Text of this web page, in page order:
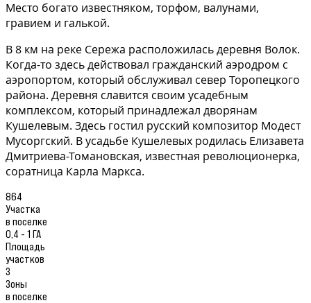
Место богато известняком, торфом, валунами,
гравием и галькой.
В 8 км на реке Сережа расположилась деревня Волок.
Когда-то здесь действовал гражданский аэродром с
аэропортом, который обслуживал север Торопецкого
района. Деревня славится своим усадебным
комплексом, который принадлежал дворянам
Кушелевым. Здесь гостил русский композитор Модест
Мусоргский. В усадьбе Кушелевых родилась Елизавета
Дмитриева-Томановская, известная революционерка,
соратница Карла Маркса.
864
Участка
в поселке
0,4 - 1 ГА
Площадь
участков
3
Зоны
в поселке